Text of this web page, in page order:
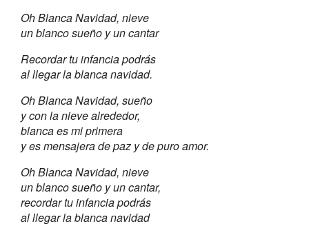
Oh Blanca Navidad, nieve
un blanco sueño y un cantar
Recordar tu infancia podrás
al llegar la blanca navidad.
Oh Blanca Navidad, sueño
y con la nieve alrededor,
blanca es mi primera
y es mensajera de paz y de puro amor.
Oh Blanca Navidad, nieve
un blanco sueño y un cantar,
recordar tu infancia podrás
al llegar la blanca navidad